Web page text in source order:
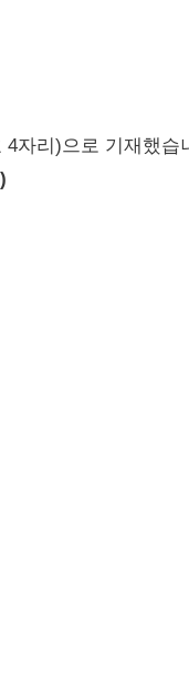
자리)으로 기재했습